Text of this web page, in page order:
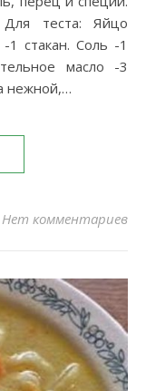
теста: Яйцо
стакан. Соль -1
масло -3
нежной,…
Нет комментариев